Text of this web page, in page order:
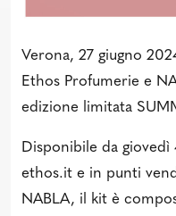
Verona, 27 giugno
Ethos Profumerie e
edizione limitata
Disponibile da giovedì
ethos.it e in punti
NABLA, il kit è